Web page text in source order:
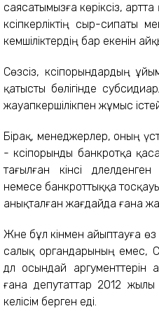
саясатымызға көріксіз,
кәсіпкерліктің сыр-сипаты
кемшіліктердің бар екенін
Сөзсіз, кәсіпорындардың
қатысты бөлігінде
жауапкершілікпен жұмыс
Бірақ, менеджерлер, оның
- кәсіпорынды банкротқа
тағылған кінәсі
немесе банкроттыққа
анықталған жағдайда ғана
Және бұл кінәмен айыптауға
салық органдарының емес,
дәл осындай аргументтерін
ғана депутаттар 2012
келісім берген еді.